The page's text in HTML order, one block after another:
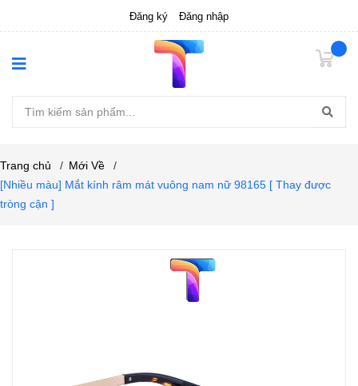
Đăng ký Đăng nhập
Trang chủ / Mới Về
/
[Nhiều màu] Mắt kính râm mát vuông nam nữ 98165 [ Thay được
tròng cận ]